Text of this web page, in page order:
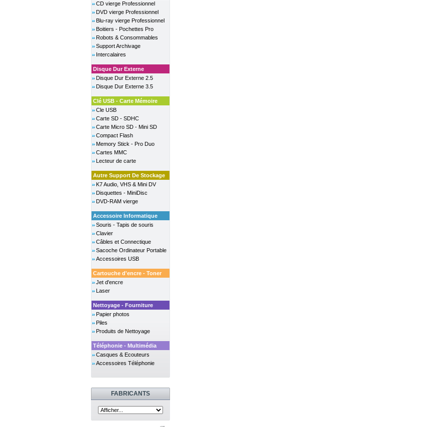
CD vierge Professionnel
DVD vierge Professionnel
Blu-ray vierge Professionnel
Boitiers - Pochettes Pro
Robots & Consommables
Support Archivage
Intercalaires
Disque Dur Externe
Disque Dur Externe 2.5
Disque Dur Externe 3.5
Clé USB - Carte Mémoire
Cle USB
Carte SD - SDHC
Carte Micro SD - Mini SD
Compact Flash
Memory Stick - Pro Duo
Cartes MMC
Lecteur de carte
Autre Support De Stockage
K7 Audio, VHS & Mini DV
Disquettes - MiniDisc
DVD-RAM vierge
Accessoire Informatique
Souris - Tapis de souris
Clavier
Câbles et Connectique
Sacoche Ordinateur Portable
Accessoires USB
Cartouche d'encre - Toner
Jet d'encre
Laser
Nettoyage - Fourniture
Papier photos
Piles
Produits de Nettoyage
Téléphonie - Multimédia
Casques & Ecouteurs
Accessoires Téléphonie
FABRICANTS